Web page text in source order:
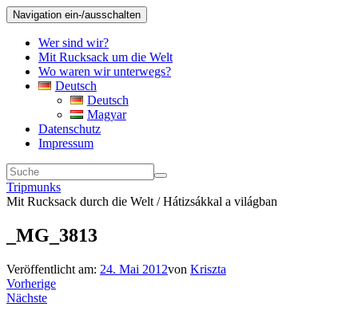
Navigation ein-/ausschalten
Wer sind wir?
Mit Rucksack um die Welt
Wo waren wir unterwegs?
Deutsch
Deutsch
Magyar
Datenschutz
Impressum
Tripmunks
Mit Rucksack durch die Welt / Hátizsákkal a világban
_MG_3813
Veröffentlicht am: 24. Mai 2012von Kriszta
Vorherige
Nächste